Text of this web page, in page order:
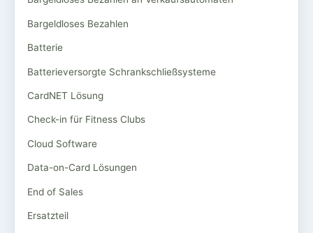
Bargeldloses Bezahlen
Batterie
Batterieversorgte Schrankschließsysteme
CardNET Lösung
Check-in für Fitness Clubs
Cloud Software
Data-on-Card Lösungen
End of Sales
Ersatzteil